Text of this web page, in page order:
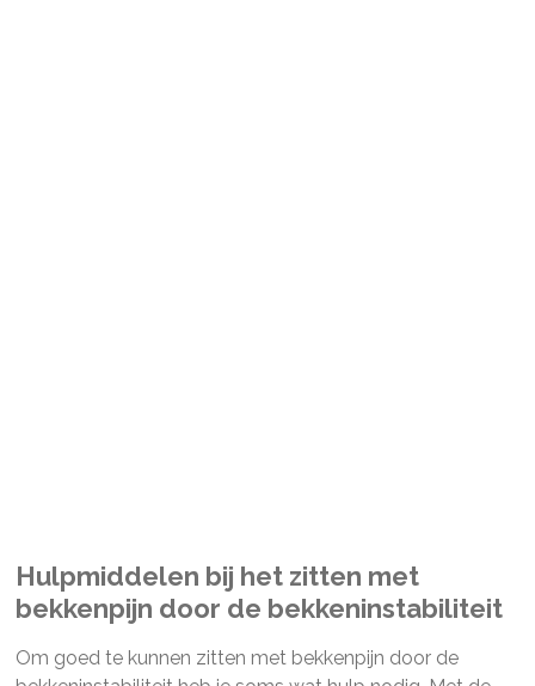
Hulpmiddelen bij het zitten met
bekkenpijn door de bekkeninstabiliteit
Om goed te kunnen zitten met bekkenpijn door de